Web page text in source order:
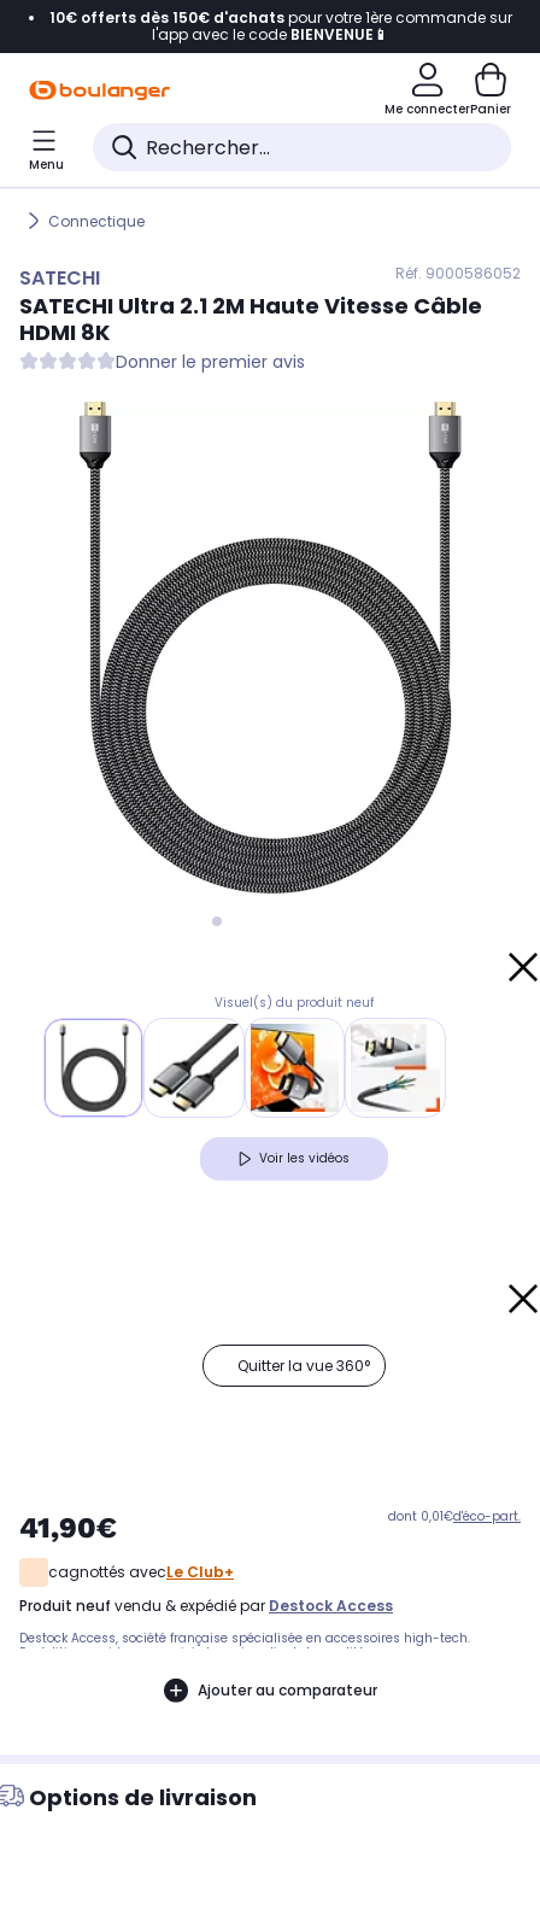
Accéder directement à la navigation
Accéder directement au pied de page
Accéder directement au chatbot
10€ offerts dès 150€ d'achatspour votre 1ère commande sur
l'app avec le code BIENVENUE📱
Me connecterPanier
Menu
Connectique
SATECHI Réf. 9000586052
SATECHI Ultra 2.1 2M Haute Vitesse Câble
HDMI 8K
Donner le premier avis
Visuel(s) du produit neuf
Voir les vidéos
Quitter la vue 360°
41,90€ dont 0,01€d'éco-part.
cagnottés avecLe Club+
produit neuf vendu & expédié par Destock Access
Destock Access, société française spécialisée en accessoires high-tech.
Expédition rapide avec suivi et service client de qualité.
Ajouter au comparateur
Options de livraison